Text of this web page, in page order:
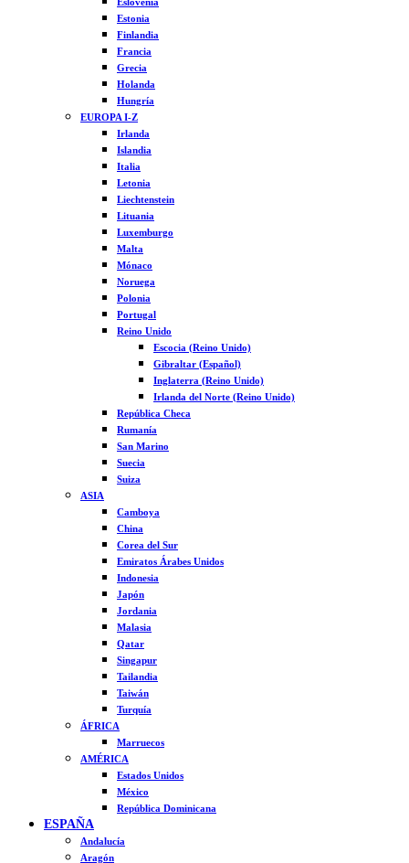
Estonia
Finlandia
Francia
Grecia
Holanda
Hungría
EUROPA I-Z
Irlanda
Islandia
Italia
Letonia
Liechtenstein
Lituania
Luxemburgo
Malta
Mónaco
Noruega
Polonia
Portugal
Reino Unido
Escocia (Reino Unido)
Gibraltar (Español)
Inglaterra (Reino Unido)
Irlanda del Norte (Reino Unido)
República Checa
Rumanía
San Marino
Suecia
Suiza
ASIA
Camboya
China
Corea del Sur
Emiratos Árabes Unidos
Indonesia
Japón
Jordania
Malasia
Qatar
Singapur
Tailandia
Taiwán
Turquía
ÁFRICA
Marruecos
AMÉRICA
Estados Unidos
México
República Dominicana
ESPAÑA
Andalucía
Aragón